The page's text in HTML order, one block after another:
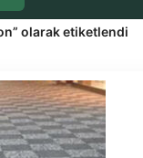
olarak etiketlendi